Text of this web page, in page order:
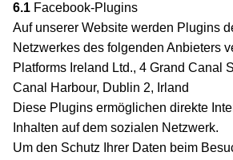
6.1 Facebook-Plugins
Auf unserer Website werden Plugins
Netzwerkes des folgenden Anbieters
Platforms Ireland Ltd., 4 Grand Canal
Canal Harbour, Dublin 2, Irland
Diese Plugins ermöglichen direkte
Inhalten auf dem sozialen Netzwerk.
Um den Schutz Ihrer Daten beim